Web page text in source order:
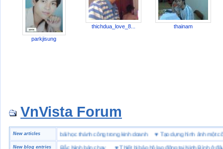
parkjisung
thichdua_love_8... thainam
VnVista Forum
New articles
biệt” của Microsoft ♥4 bài học thành công trong kinh doanh ♥Tạo dựng hình ảnh
New blog entries
giày bảo hộ tại Bắc Ninh bán chạy♥ Thiết bị bảo hộ lao động tại Ninh Bình ở đâu